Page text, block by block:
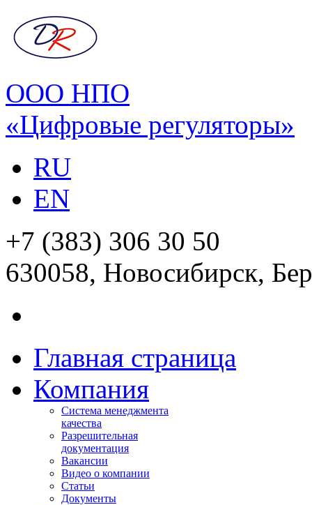
ООО НПО
«Цифровые регуляторы»
RU
EN
+7 (383) 306 30 50
630058, Новосибирск,
Главная страница
Компания
Система менеджмента
качества
Разрешительная
документация
Вакансии
Видео о компании
Статьи
Документы